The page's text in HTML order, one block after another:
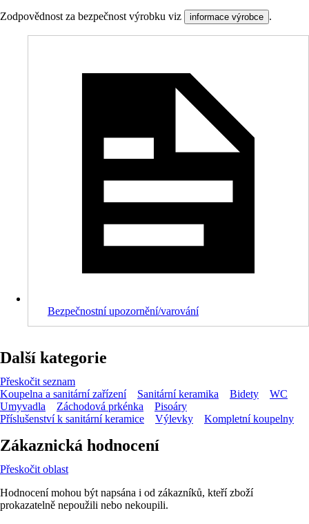
Zodpovědnost za bezpečnost výrobku viz informace výrobce .
Bezpečnostní upozornění/varování
Další kategorie
Přeskočit seznam
Koupelna a sanitární zařízení
Sanitární keramika Bidety
WC
Umyvadla
Záchodová prkénka
Pisoáry
Příslušenství k sanitární keramice
Výlevky Kompletní koupelny
Zákaznická hodnocení
Přeskočit oblast
Hodnocení mohou být napsána i od zákazníků, kteří zboží
prokazatelně nepoužili nebo nekoupili.